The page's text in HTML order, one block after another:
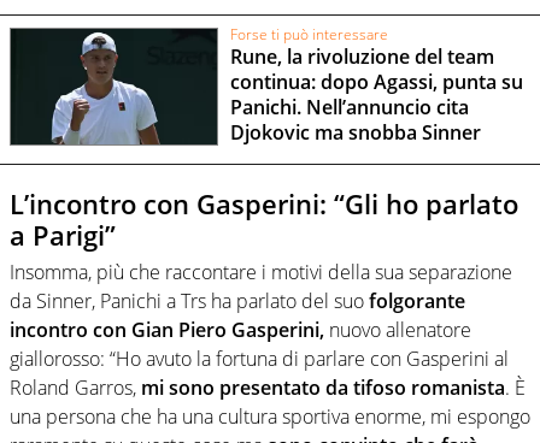
Forse ti può interessare
Rune, la rivoluzione del team
continua: dopo Agassi, punta su
Panichi. Nell’annuncio cita
Djokovic ma snobba Sinner
L’incontro con Gasperini: “Gli ho parlato
a Parigi”
Insomma, più che raccontare i motivi della sua separazione
da Sinner, Panichi a Trs ha parlato del suofolgorante
incontro con Gian Piero Gasperini, nuovo allenatore
giallorosso: “Ho avuto la fortuna di parlare con Gasperini al
Roland Garros, mi sono presentato da tifoso romanista. È
una persona che ha una cultura sportiva enorme, mi espongo